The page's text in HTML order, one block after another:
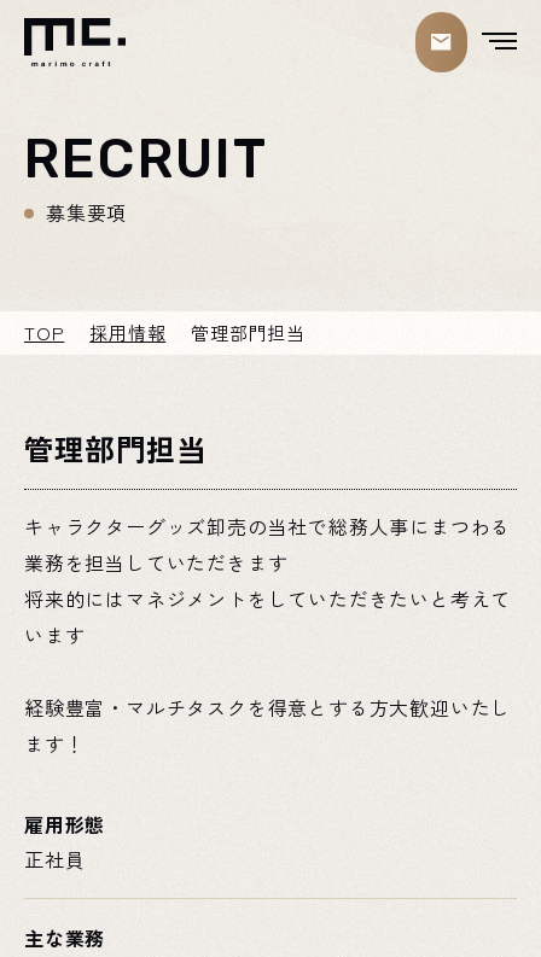
RECRUIT
募集要項
TOP 採用情報 管理部門担当
管理部門担当
キャラクターグッズ卸売の当社で総務人事にまつわる
業務を担当していただきます
将来的にはマネジメントをしていただきたいと考えて
います
経験豊富・マルチタスクを得意とする方大歓迎いたし
ます！
雇用形態
正社員
主な業務